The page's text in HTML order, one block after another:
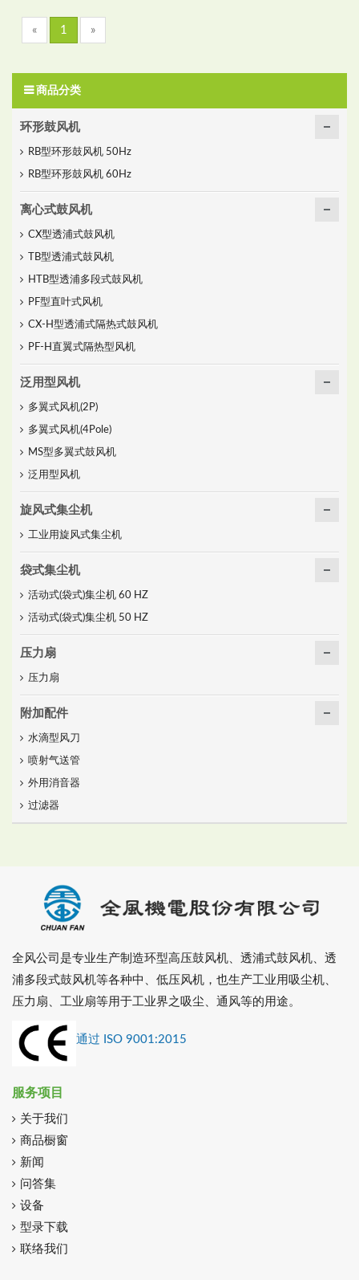
« 1 »
商品分类
环形鼓风机
RB型环形鼓风机 50Hz
RB型环形鼓风机 60Hz
离心式鼓风机
CX型透浦式鼓风机
TB型透浦式鼓风机
HTB型透浦多段式鼓风机
PF型直叶式风机
CX-H型透浦式隔热式鼓风机
PF-H直翼式隔热型风机
泛用型风机
多翼式风机(2P)
多翼式风机(4Pole)
MS型多翼式鼓风机
泛用型风机
旋风式集尘机
工业用旋风式集尘机
袋式集尘机
活动式(袋式)集尘机 60 HZ
活动式(袋式)集尘机 50 HZ
压力扇
压力扇
附加配件
水滴型风刀
喷射气送管
外用消音器
过滤器
全风公司是专业生产制造环型高压鼓风机、透浦式鼓风机、透
浦多段式鼓风机等各种中、低压风机，也生产工业用吸尘机、
压力扇、工业扇等用于工业界之吸尘、通风等的用途。
通过 ISO 9001:2015
服务项目
关于我们
商品橱窗
新闻
问答集
设备
型录下载
联络我们